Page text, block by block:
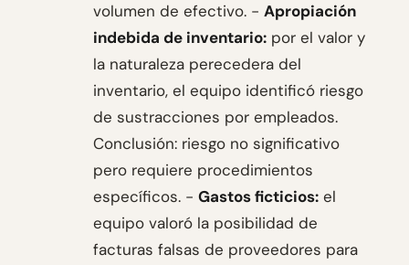
volumen de efectivo. - Apropiación
indebida de inventario: por el valor y
la naturaleza perecedera del
inventario, el equipo identificó riesgo
de sustracciones por empleados.
Conclusión: riesgo no significativo
pero requiere procedimientos
específicos. - Gastos ficticios: el
equipo valoró la posibilidad de
facturas falsas de proveedores para